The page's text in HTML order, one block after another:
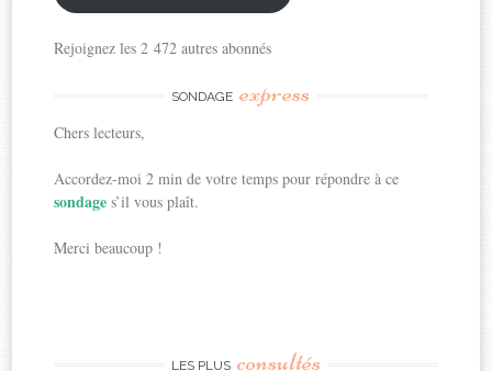
Rejoignez les 2 472 autres abonnés
SONDAGE express
Chers lecteurs,
Accordez-moi 2 min de votre temps pour répondre à ce
sondages’il vous plaît.
Merci beaucoup !
LES PLUS consultés